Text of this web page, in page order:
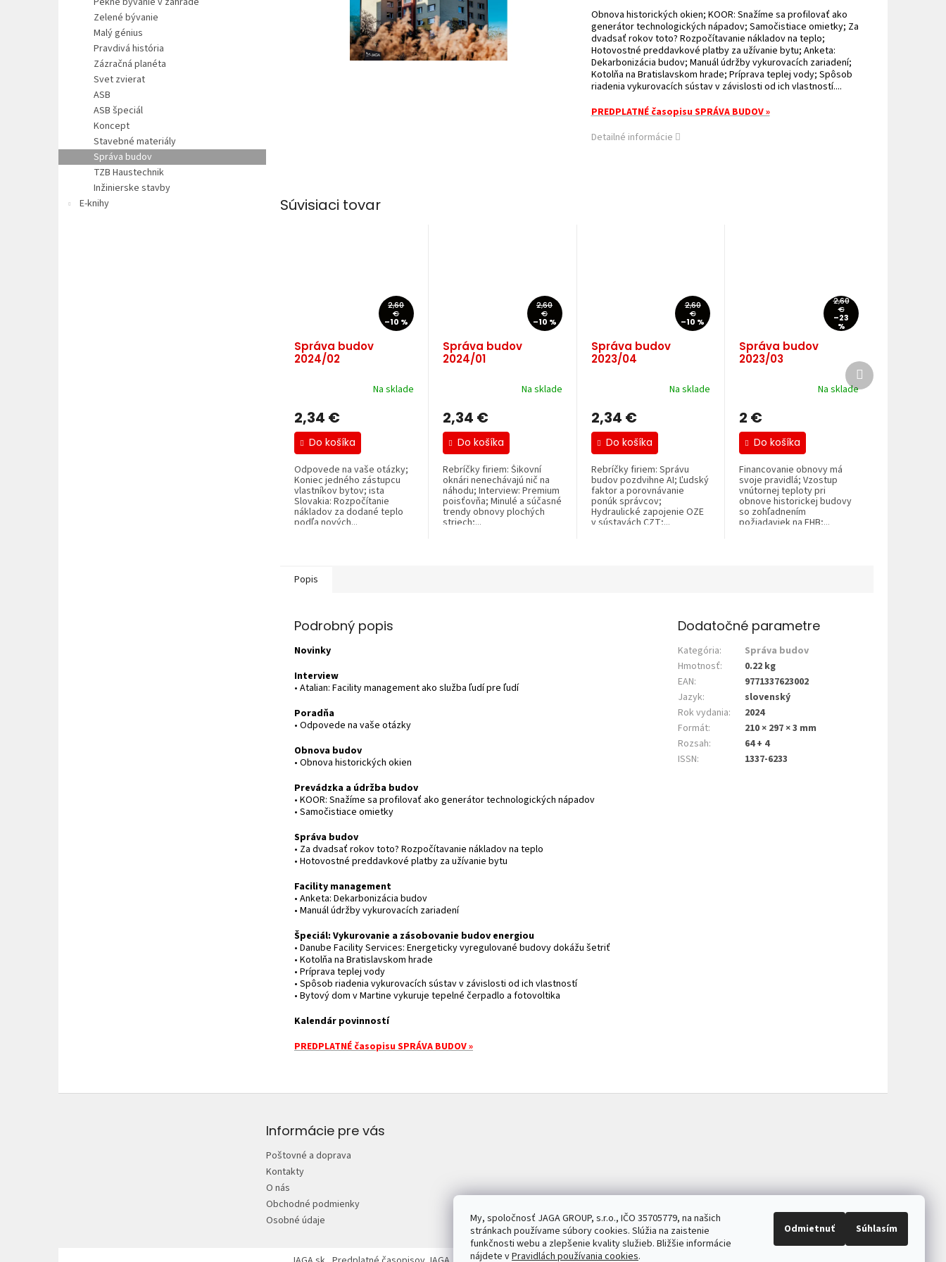
My, spoločnosť JAGA GROUP, s.r.o., IČO 35705779, na našich
stránkach používame súbory cookies. Slúžia na zaistenie
funkčnosti webu a zlepšenie kvality služieb. Bližšie informácie
nájdete vPravidlách používania cookies.
Odmietnuť Súhlasím
Zelené bývanie
Malý génius
Pravdivá história
Zázračná planéta
Svet zvierat
ASB
ASB špeciál
Koncept
Stavebné materiály
Správa budov
TZB Haustechnik
Inžinierske stavby
E-knihy
Obnova historických okien; KOOR: Snažíme sa profilovať ako
generátor technologických nápadov; Samočistiace omietky; Za
dvadsať rokov toto? Rozpočítavanie nákladov na teplo;
Hotovostné preddavkové platby za užívanie bytu; Anketa:
Dekarbonizácia budov; Manuál údržby vykurovacích zariadení;
Kotolňa na Bratislavskom hrade; Príprava teplej vody; Spôsob
riadenia vykurovacích sústav v závislosti od ich vlastností....
PREDPLATNÉ časopisu SPRÁVA BUDOV »
Detailné informácie
Súvisiaci tovar
2,60
€
–10 %
Správa budov
2024/02
Na sklade
2,34 €
Do košíka
Odpovede na vaše otázky;
Koniec jedného zástupcu
vlastníkov bytov; ista
Slovakia: Rozpočítanie
nákladov za dodané teplo
podľa nových...
2,60
€
–10 %
Správa budov
2024/01
Na sklade
2,34 €
Do košíka
Rebríčky firiem: Šikovní
oknári nenechávajú nič na
náhodu; Interview: Premium
poisťovňa; Minulé a súčasné
trendy obnovy plochých
striech;...
2,60
€
–10 %
Správa budov
2023/04
Na sklade
2,34 €
Do košíka
Rebríčky firiem: Správu
budov pozdvihne AI; Ľudský
faktor a porovnávanie
ponúk správcov;
Hydraulické zapojenie OZE
v sústavách CZT;...
2,60
€
–23
%
Správa budov
2023/03
Na sklade
2 €
Do košíka
Financovanie obnovy má
svoje pravidlá; Vzostup
vnútornej teploty pri
obnove historickej budovy
so zohľadnením
požiadaviek na EHB;...
Ďalší
produkt
Popis
Podrobný popis
Novinky
Interview
• Atalian: Facility management ako služba ľudí pre ľudí
Poradňa
• Odpovede na vaše otázky
Obnova budov
• Obnova historických okien
Prevádzka a údržba budov
• KOOR: Snažíme sa profilovať ako generátor technologických nápadov
• Samočistiace omietky
Správa budov
• Za dvadsať rokov toto? Rozpočítavanie nákladov na teplo
• Hotovostné preddavkové platby za užívanie bytu
Facility management
• Anketa: Dekarbonizácia budov
• Manuál údržby vykurovacích zariadení
Špeciál: Vykurovanie a zásobovanie budov energiou
• Danube Facility Services: Energeticky vyregulované budovy dokážu šetriť
• Kotolňa na Bratislavskom hrade
• Príprava teplej vody
• Spôsob riadenia vykurovacích sústav v závislosti od ich vlastností
• Bytový dom v Martine vykuruje tepelné čerpadlo a fotovoltika
Kalendár povinností
PREDPLATNÉ časopisu SPRÁVA BUDOV »
Dodatočné parametre
Kategória:
Správa budov
Hmotnosť:
0.22 kg
EAN:
9771337623002
Jazyk:
slovenský
Rok vydania:
2024
Formát:
210 × 297 × 3 mm
Rozsah:
64 + 4
ISSN: 1337-6233
Informácie pre vás
Poštovné a doprava
Kontakty
O nás
Obchodné podmienky
Osobné údaje